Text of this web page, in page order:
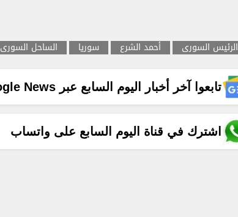
الرئيس السورى أحمد الشرع سوريا الساحل السورى
تابعوا آخر أخبار اليوم السابع عبر Google News
اشترك في قناة اليوم السابع على واتساب